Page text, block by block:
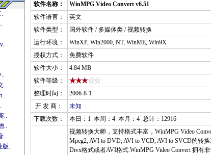
..
..
..
..
版..
软件名称：
WinMPG Video Convert v6.51
软件语言：
英文
软件类型：
国外软件 / 多媒体类 / 视频转换
运行环境：
WinXP, Win2000, NT, WinME, Win9X
授权方式：
免费软件
软件大小：
4.84 MB
软件等级：
整理时间：
2006-8-1
开 发 商：
未知
下载次数：
本日：1 本周：4 本月：4 总计：12916
视频转换大师，支持格式丰富，WinMPG Video
Mpeg2, AVI to DVD, AVI to VCD, AVI to SVCD的转
Divx格式或者AVI格式.WinMPG Video Convert 拥有